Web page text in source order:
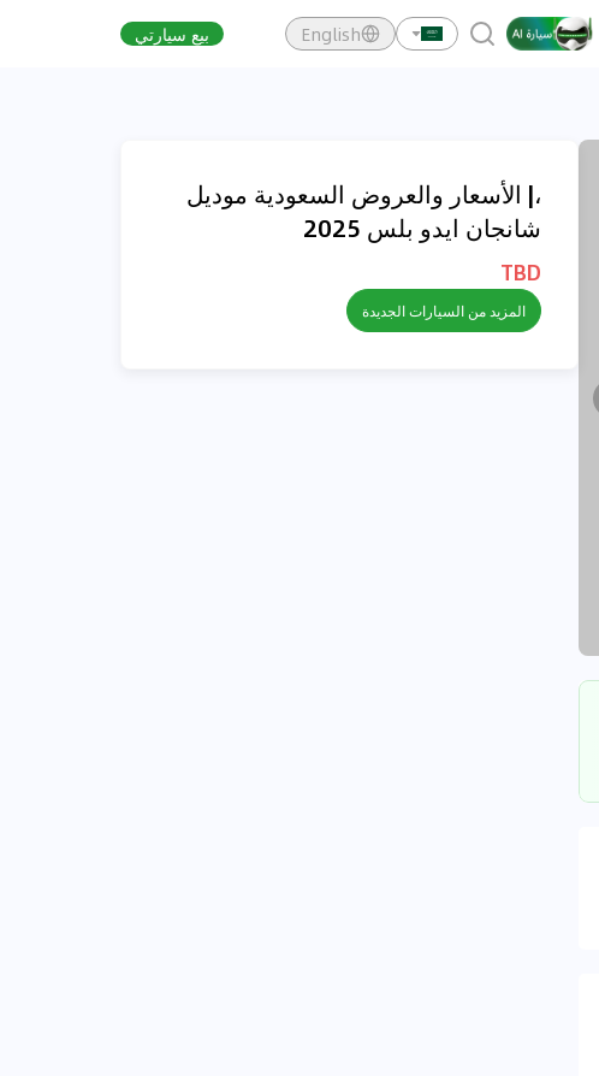
English بيع سيارتي
،| الأسعار والعروض السعودية موديل
شانجان ايدو بلس 2025
TBD
المزيد من السيارات الجديدة